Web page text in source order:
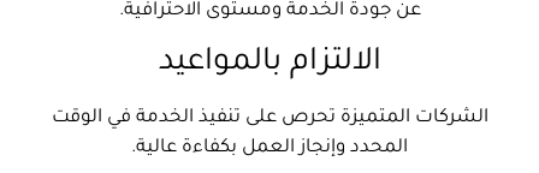
عن جودة الخدمة ومستوى الاحترافية.
الالتزام بالمواعيد
الشركات المتميزة تحرص على تنفيذ الخدمة في الوقت
المحدد وإنجاز العمل بكفاءة عالية.